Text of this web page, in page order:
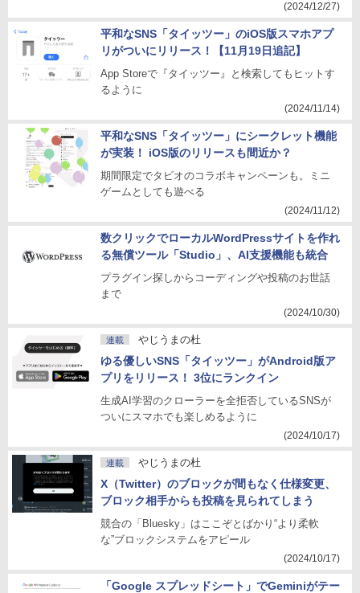
(2024/12/27)
平和なSNS「タイッツー」のiOS版スマホアプ
リがついにリリース！【11月19日追記】
App Storeで『タイッツー』と検索してもヒットす
るように
(2024/11/14)
平和なSNS「タイッツー」にシークレット機能
が実装！ iOS版のリリースも間近か？
期間限定でタビオのコラボキャンペーンも。ミニ
ゲームとしても遊べる
(2024/11/12)
数クリックでローカルWordPressサイトを作れ
る無償ツール「Studio」、AI支援機能も統合
プラグイン探しからコーディングや投稿のお世話
まで
(2024/10/30)
連載 やじうまの杜
ゆる優しいSNS「タイッツー」がAndroid版ア
プリをリリース！ 3位にランクイン
生成AI学習のクローラーを全拒否しているSNSが
ついにスマホでも楽しめるように
(2024/10/17)
連載 やじうまの杜
X（Twitter）のブロックが間もなく仕様変更、
ブロック相手からも投稿を見られてしまう
競合の「Bluesky」はここぞとばかり“より柔軟
な”ブロックシステムをアピール
(2024/10/17)
「Google スプレッドシート」でGeminiがテー